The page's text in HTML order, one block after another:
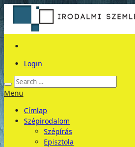
Login
Menu
Címlap
Szépirodalom
Szépírás
Episztola